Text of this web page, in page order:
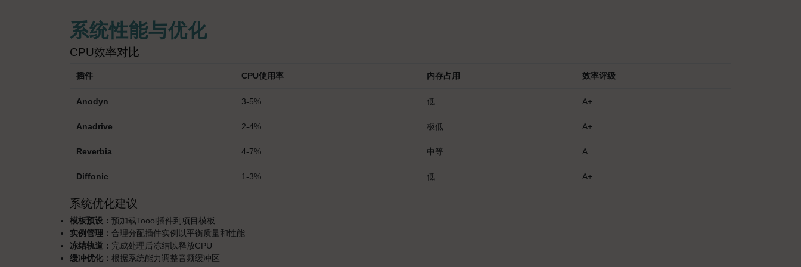
系统性能与优化
CPU效率对比
插件 CPU使用率 内存占用 效率评级
Anodyn 3-5% 低 A+
Anadrive 2-4% 极低 A+
Reverbia 4-7% 中等 A
Diffonic 1-3% 低 A+
系统优化建议
模板预设： 预加载Toool插件到项目模板
实例管理： 合理分配插件实例以平衡质量和性能
冻结轨道： 完成处理后冻结以释放CPU
缓冲优化： 根据系统能力调整音频缓冲区